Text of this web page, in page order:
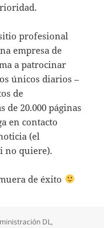
profesional
empresa de
a patrocinar
únicos diarios –
de
de 20.000 páginas
en contacto
(el
no quiere).
de éxito
DL,